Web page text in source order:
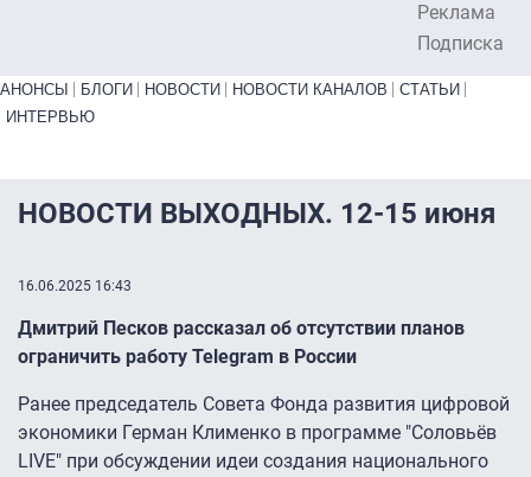
Реклама
Подписка
Primary links bottom
АНОНСЫ БЛОГИ НОВОСТИ НОВОСТИ КАНАЛОВ
СТАТЬИ
ИНТЕРВЬЮ
НОВОСТИ ВЫХОДНЫХ. 12-15 июня
16.06.2025 16:43
Дмитрий Песков рассказал об отсутствии планов
ограничить работу Telegram в России
Ранее председатель Совета Фонда развития цифровой
экономики Герман Клименко в программе "Соловьёв
LIVE" при обсуждении идеи создания национального